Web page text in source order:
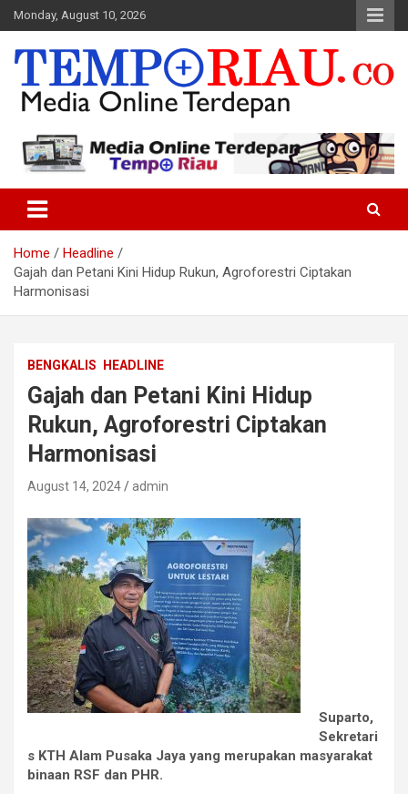
Skip
to
content
Monday, August 10, 2026
Tempo Riau
Home
Headline
Gajah dan Petani Kini Hidup Rukun, Agroforestri Ciptakan
Harmonisasi
BENGKALIS HEADLINE
Gajah dan Petani Kini Hidup
Rukun, Agroforestri Ciptakan
Harmonisasi
August 14, 2024 admin
Suparto,
Sekretari
s KTH Alam Pusaka Jaya yang merupakan masyarakat
binaan RSF dan PHR.